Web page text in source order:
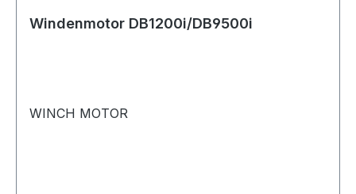
Windenmotor DB1200i/DB9500i
WINCH MOTOR